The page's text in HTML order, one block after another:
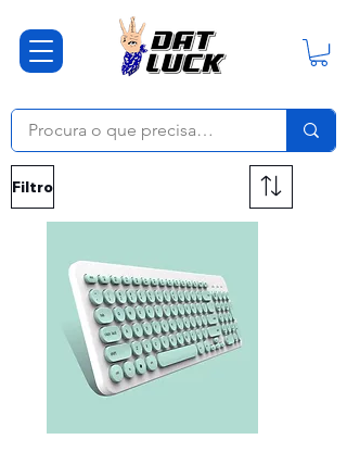
Filtro